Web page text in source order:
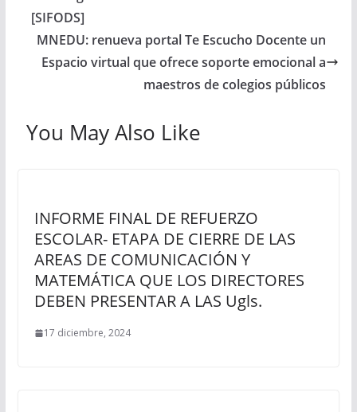
[SIFODS]
MNEDU: renueva portal Te Escucho Docente un
Espacio virtual que ofrece soporte emocional a
maestros de colegios públicos
You May Also Like
INFORME FINAL DE REFUERZO
ESCOLAR- ETAPA DE CIERRE DE LAS
AREAS DE COMUNICACIÓN Y
MATEMÁTICA QUE LOS DIRECTORES
DEBEN PRESENTAR A LAS Ugls.
17 diciembre, 2024